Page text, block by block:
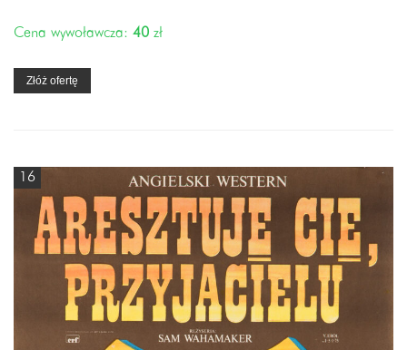
Cena wywoławcza: 40 zł
Złóż ofertę
16